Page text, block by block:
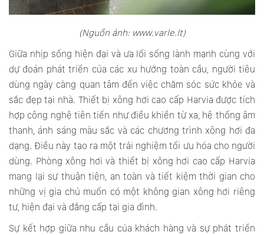
(Nguồn ảnh: www.varle.lt)
Giữa nhịp sống hiện đại và ưa lối sống lành mạnh cùng với
dự đoán phát triển của các xu hướng toàn cầu, người tiêu
dùng ngày càng quan tâm đến việc chăm sóc sức khỏe và
sắc đẹp tại nhà. Thiết bị xông hơi cao cấp Harvia được tích
hợp công nghệ tiên tiến như điều khiển từ xa, hệ thống âm
thanh, ánh sáng màu sắc và các chương trình xông hơi đa
dạng. Điều này tạo ra một trải nghiệm tối ưu hóa cho người
dùng. Phòng xông hơi và thiết bị xông hơi cao cấp Harvia
mang lại sự thuận tiện, an toàn và tiết kiệm thời gian cho
những vị gia chủ muốn có một không gian xông hơi riêng
tư, hiện đại và đẳng cấp tại gia đình.
Sự kết hợp giữa nhu cầu của khách hàng và sự phát triển